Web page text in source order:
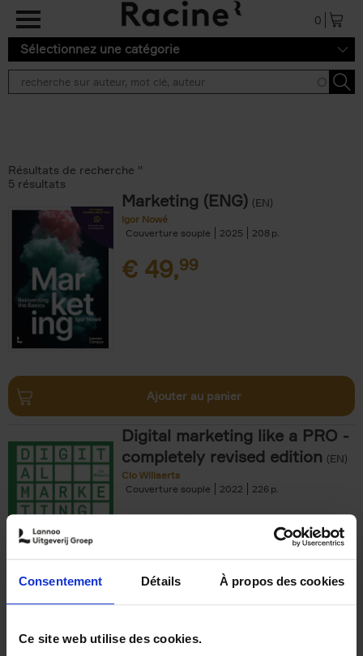
Consentement Détails À propos des cookies
Ce site web utilise des cookies.
Aller au contenu principal
0
Sélectionnez une catégorie
Résultats de recherche ''
5 résultats
Marketing (ENG) (EN)
Igor Nowé
Couverture souple
2025 208
€ 49,99
Ajouter au panier
Digital marketing like a PRO -
completely revised edition (EN)
Clo Willaerts
Couverture souple
2022 226
€35,50